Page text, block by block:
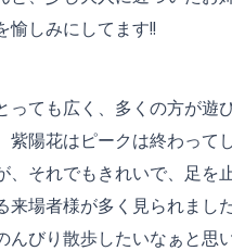
愉しみにしてます!!
っても広く、多くの方が遊
紫陽花はピークは終わって
、それでもきれいで、足を
来場者様が多く見られまし
んびり散歩したいなぁと思